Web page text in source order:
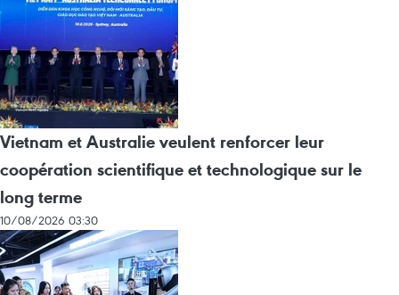
Vietnam et Australie veulent renforcer leur
coopération scientifique et technologique sur le
long terme
10/08/2026 03:30